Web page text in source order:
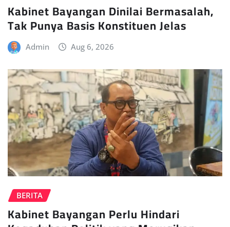
Kabinet Bayangan Dinilai Bermasalah,
Tak Punya Basis Konstituen Jelas
Admin Aug 6, 2026
BERITA
Kabinet Bayangan Perlu Hindari